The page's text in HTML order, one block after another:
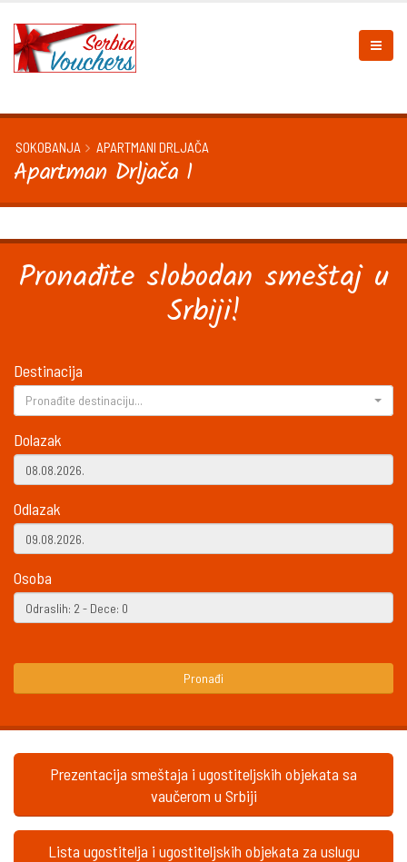
SOKOBANJA APARTMANI DRLJAČA
Apartman Drljača 1
Pronađite slobodan smeštaj u
Srbiji!
Destinacija
Pronađite destinaciju...
Dolazak
Odlazak
Osoba
Pronađi
Prezentacija smeštaja i ugostiteljskih objekata sa
vaučerom u Srbiji
Lista ugostitelja i ugostiteljskih objekata za uslugu